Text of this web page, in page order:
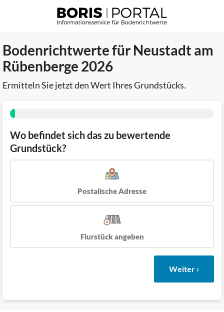
Bodenrichtwerte für Neustadt am
Rübenberge 2026
Ermitteln Sie jetzt den Wert Ihres Grundstücks.
Wo befindet sich das zu bewertende
Grundstück?
Postalische Adresse
Flurstück angeben
Weiter ›